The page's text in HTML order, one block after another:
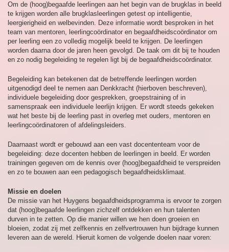
Om de (hoog)begaafde leerlingen aan het begin van de brugklas in beeld
te krijgen worden alle brugklasleerlingen getest op intelligentie,
leergierigheid en welbevinden. Deze informatie wordt besproken in het
team van mentoren, leerlingcoördinator en begaafdheidscoördinator om
per leerling een zo volledig mogelijk beeld te krijgen. De leerlingen
worden daarna door de jaren heen gevolgd. De taak om dit bij te houden
en zo nodig begeleiding te regelen ligt bij de begaafdheidscoördinator.
Begeleiding kan betekenen dat de betreffende leerlingen worden
uitgenodigd deel te nemen aan Denkkracht (hierboven beschreven),
individuele begeleiding door gesprekken, groepstraining of in
samenspraak een individuele leerlijn krijgen. Er wordt steeds gekeken
wat het beste bij de leerling past in overleg met ouders, mentoren en
leerlingcoördinatoren of afdelingsleiders.
Daarnaast wordt er gebouwd aan een vast docententeam voor de
begeleiding: deze docenten hebben de leerlingen in beeld. Er worden
trainingen gegeven om de kennis over (hoog)begaafdheid te verspreiden
en zo te bouwen aan een pedagogisch begaafdheidsklimaat.
Missie en doelen
De missie van het Huygens begaafdheidsprogramma is ervoor te zorgen
dat (hoog)begaafde leerlingen zichzelf ontdekken en hun talenten
durven in te zetten. Op die manier willen we hen doen groeien en
bloeien, zodat zij met zelfkennis en zelfvertrouwen hun bijdrage kunnen
leveren aan de wereld. Hieruit komen de volgende doelen naar voren: